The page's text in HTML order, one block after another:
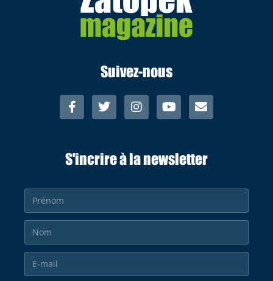
Suivez-nous
S'incrire à la newsletter